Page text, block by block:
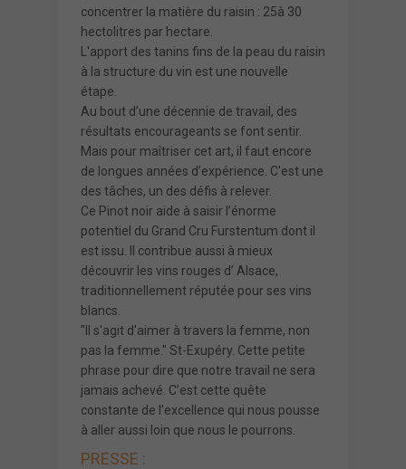
concentrer la matière du raisin : 25à 30
hectolitres par hectare.
L'apport des tanins fins de la peau du raisin
à la structure du vin est une nouvelle
étape.
Au bout d’une décennie de travail, des
résultats encourageants se font sentir.
Mais pour maîtriser cet art, il faut encore
de longues années d’expérience. C'est une
des tâches, un des défis à relever.
Ce Pinot noir aide à saisir l’énorme
potentiel du Grand Cru Furstentum dont il
est issu. Il contribue aussi à mieux
découvrir les vins rouges d’ Alsace,
traditionnellement réputée pour ses vins
blancs.
"Il s'agit d'aimer à travers la femme, non
pas la femme." St-Exupéry. Cette petite
phrase pour dire que notre travail ne sera
jamais achevé. C’est cette quête
constante de l’excellence qui nous pousse
à aller aussi loin que nous le pourrons.
PRESSE :